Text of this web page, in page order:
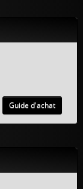
Guide d'achat